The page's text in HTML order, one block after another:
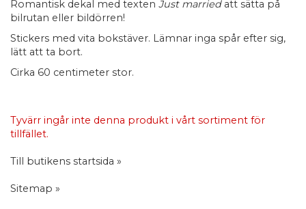
Romantisk dekal med texten Just marriedatt sätta på
bilrutan eller bildörren!
Stickers med vita bokstäver. Lämnar inga spår efter sig,
lätt att ta bort.
Cirka 60 centimeter stor.
Tyvärr ingår inte denna produkt i vårt sortiment för
tillfället.
Till butikens startsida »
Sitemap »